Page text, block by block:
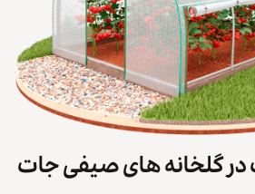
گلخانه های صیفی جات